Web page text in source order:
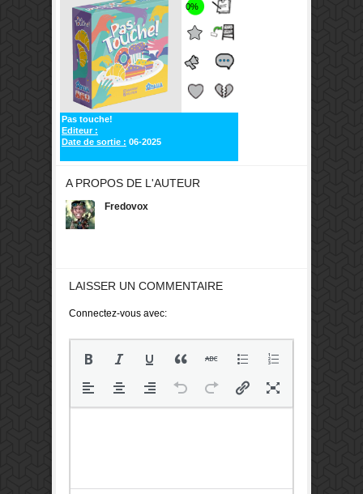
0%
Pas touche!
Editeur :
Date de sortie : 06-2025
A PROPOS DE L'AUTEUR
Fredovox
LAISSER UN COMMENTAIRE
Connectez-vous avec: